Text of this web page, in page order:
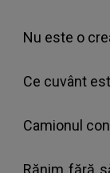
Nu este o
Ce cuvânt
Camionul
Rănim fără